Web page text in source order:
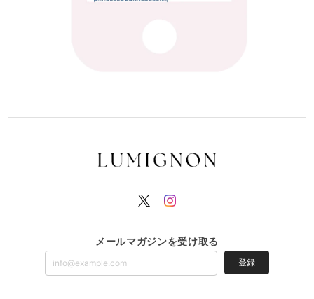
メールマガジンを受け取る
登録